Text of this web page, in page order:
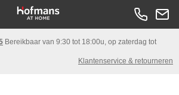
Bereikbaar van 9:30 tot 18:00u, op zaterdag tot
Klantenservice & retourneren